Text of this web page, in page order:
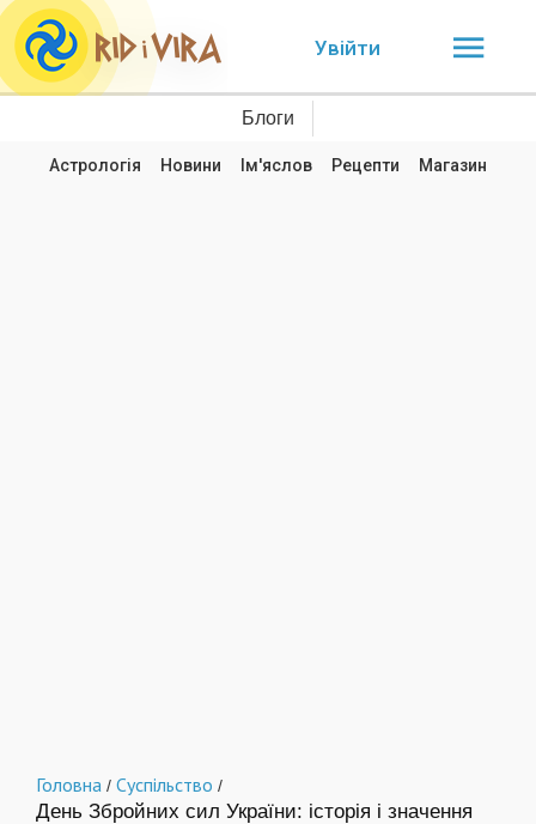
Увійти
Блоги
Астрологія Новини Ім'яслов Рецепти Магазин
Головна / Суспільство /
День Збройних сил України: історія і значення